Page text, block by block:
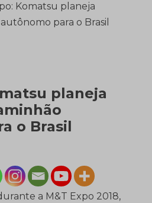
Komatsu planeja
para o Brasil
planeja
o Brasil
a M&T Expo 2018,